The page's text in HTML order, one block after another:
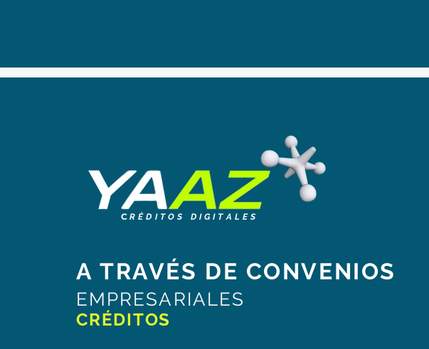
C R É D I T O S D I G I T A L E S
A TRAVÉS DE CONVENIOS
EMPRESARIALES
CRÉDITOS